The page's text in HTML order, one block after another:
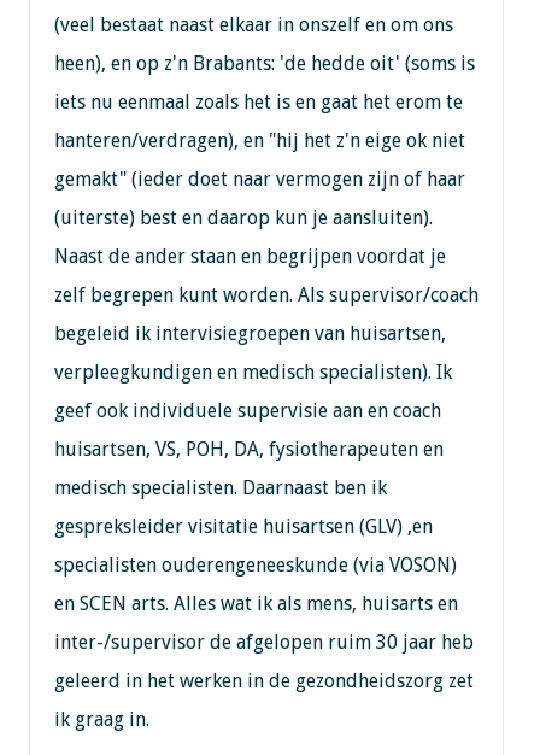
(veel bestaat naast elkaar in onszelf en om ons
heen), en op z'n Brabants: 'de hedde oit' (soms is
iets nu eenmaal zoals het is en gaat het erom te
hanteren/verdragen), en "hij het z'n eige ok niet
gemakt" (ieder doet naar vermogen zijn of haar
(uiterste) best en daarop kun je aansluiten).
Naast de ander staan en begrijpen voordat je
zelf begrepen kunt worden. Als supervisor/coach
begeleid ik intervisiegroepen van huisartsen,
verpleegkundigen en medisch specialisten). Ik
geef ook individuele supervisie aan en coach
huisartsen, VS, POH, DA, fysiotherapeuten en
medisch specialisten. Daarnaast ben ik
gespreksleider visitatie huisartsen (GLV) ,en
specialisten ouderengeneeskunde (via VOSON)
en SCEN arts. Alles wat ik als mens, huisarts en
inter-/supervisor de afgelopen ruim 30 jaar heb
geleerd in het werken in de gezondheidszorg zet
ik graag in.